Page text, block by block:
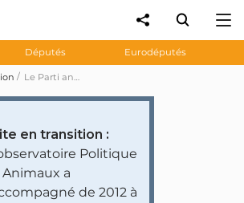
Députés Eurodéputés
Le Parti animaliste propose un plan de lutte contre les trafics d'animaux de compagnie
en transition :
Politique
Animaux a
de 2012 à